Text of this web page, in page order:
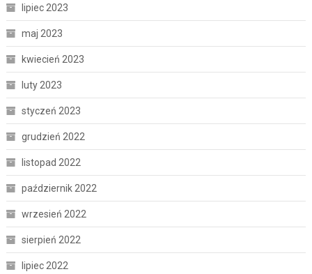
lipiec 2023
maj 2023
kwiecień 2023
luty 2023
styczeń 2023
grudzień 2022
listopad 2022
październik 2022
wrzesień 2022
sierpień 2022
lipiec 2022